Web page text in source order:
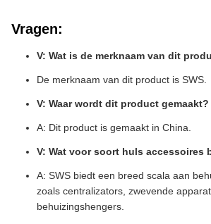
Vragen:
V: Wat is de merknaam van dit
De merknaam van dit product is SWS.
V: Waar wordt dit product gemaakt?
A: Dit product is gemaakt in China.
V: Wat voor soort huls accessoires
A: SWS biedt een breed scala aan
zoals centralizators, zwevende
behuizingshengers.